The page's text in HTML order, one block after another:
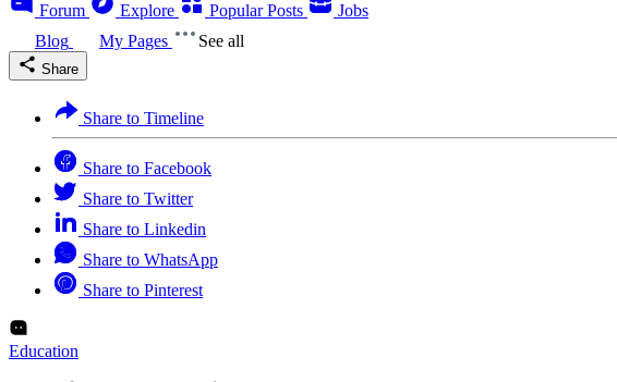
Forum Explore Popular Posts
Jobs
Blog
My Pages See all
Share
Share to Timeline
Share to Facebook
Share to Twitter
Share to Linkedin
Share to WhatsApp
Share to Pinterest
Education